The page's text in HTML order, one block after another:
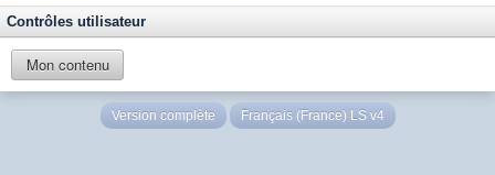
Contrôles utilisateur
Mon contenu
Version complète Français (France) LS v4